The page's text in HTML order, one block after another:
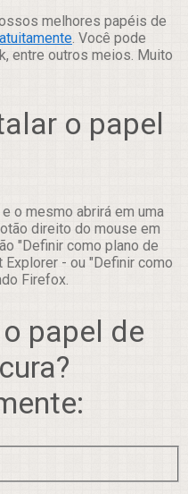
melhores papéis de
. Você pode
entre outros meios. Muito
o papel
o mesmo abrirá em uma
direito do mouse em
"Definir como plano de
- ou "Definir como
Firefox.
papel de